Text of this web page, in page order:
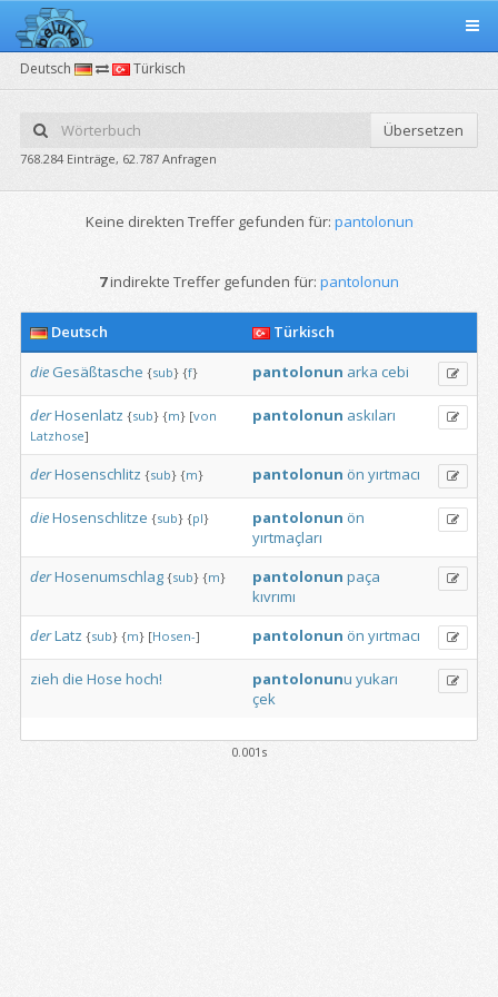
Deutsch Türkisch
Übersetzen
768.284 Einträge, 62.787 Anfragen
Keine direkten Treffer gefunden für: pantolonun
7indirekte Treffer gefunden für: pantolonun
Deutsch
Türkisch
die Gesäßtasche {sub} {f} pantolonun arka cebi
derHosenlatz {sub} {m} [von
Latzhose]
pantolonun askıları
derHosenschlitz {sub} {m} pantolonun ön yırtmacı
dieHosenschlitze {sub} {pl} pantolonun ön
yırtmaçları
derHosenumschlag {sub} {m} pantolonun paça
kıvrımı
derLatz {sub} {m} [Hosen-] pantolonun ön yırtmacı
zieh die Hose hoch! pantolonunu yukarı
çek
0.001s